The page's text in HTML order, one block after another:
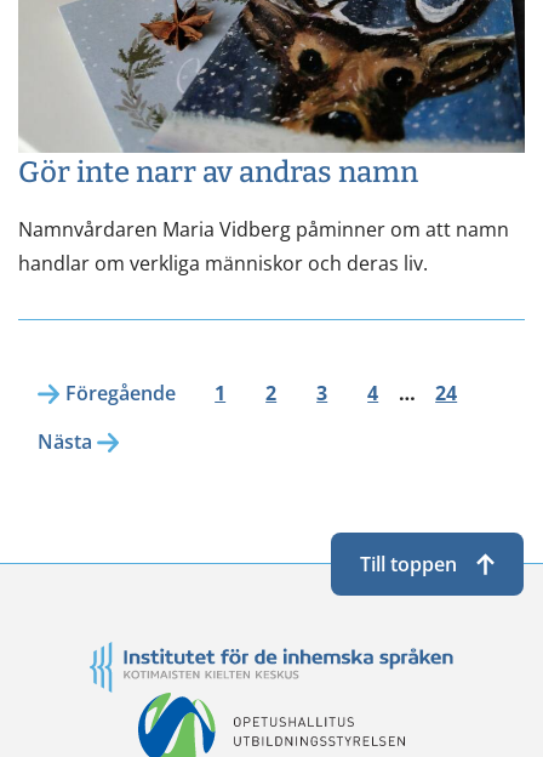
Gör inte narr av andras namn
Namnvårdaren Maria Vidberg påminner om att namn
handlar om verkliga människor och deras liv.
Föregående 1 2 3 4 …
24
Nästa
Till toppen